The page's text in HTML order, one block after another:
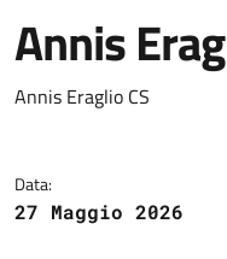
Annis
Dettagli del
Annis Eraglio CS
Data:
27 Maggio 2026